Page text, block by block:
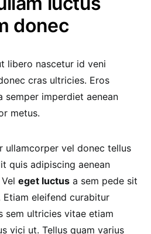
donec
libero nascetur id veni
cras ultricies. Eros
semper imperdiet aenean
metus.
ullamcorper vel donec tellus
quis adipiscing aenean
eget luctus a sem pede sit
Etiam eleifend curabitur
sem ultricies vitae etiam
vici ut. Tellus quam varius